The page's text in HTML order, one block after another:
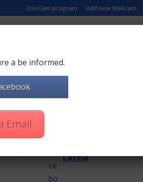
ZooCam program Add new Webcam
Vše podle plánu,přenos
Latvia
a be informed.
Email